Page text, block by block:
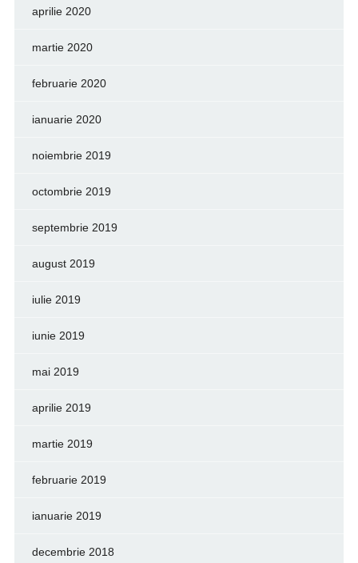
aprilie 2020
martie 2020
februarie 2020
ianuarie 2020
noiembrie 2019
octombrie 2019
septembrie 2019
august 2019
iulie 2019
iunie 2019
mai 2019
aprilie 2019
martie 2019
februarie 2019
ianuarie 2019
decembrie 2018